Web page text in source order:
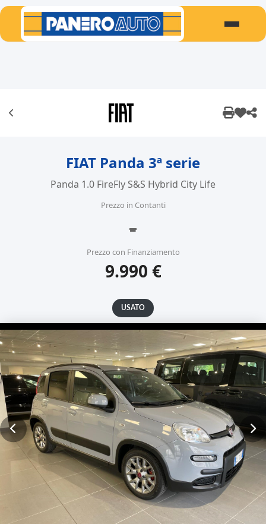
FIAT Panda 3ª serie
Panda 1.0 FireFly S&S Hybrid City Life
Prezzo in Contanti
-
Prezzo con Finanziamento
9.990 €
USATO